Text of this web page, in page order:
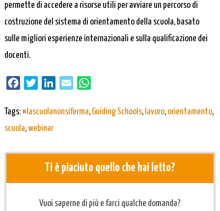
permette di accedere a risorse utili per avviare un percorso di
costruzione del sistema di orientamento della scuola, basato
sulle migliori esperienze internazionali e sulla qualificazione dei
docenti.
FacebookTwitter LinkedIn Email
Tags:#lascuolanonsiferma, Guiding Schools, lavoro, orientamento,
scuola,webinar
Ti è piaciuto quello che hai letto?
Vuoi saperne di più e farci qualche domanda?